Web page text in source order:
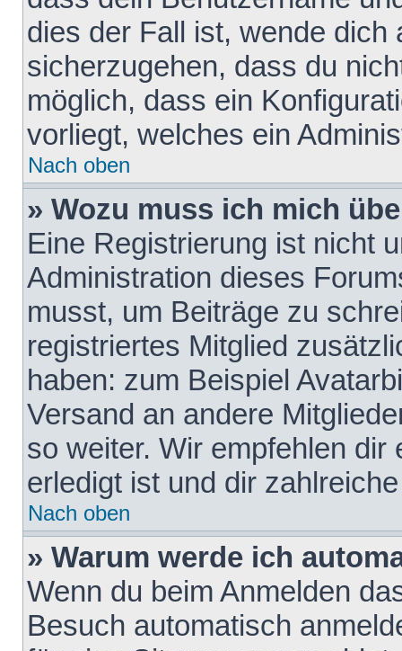
dies der Fall ist, wende dich
sicherzugehen, dass du
möglich, dass ein
vorliegt, welches ein
Nach oben
» Wozu muss ich mich
Eine Registrierung ist nicht
Administration dieses
musst, um Beiträge zu
registriertes Mitglied
haben: zum Beispiel
Versand an andere
so weiter. Wir empfehlen
erledigt ist und dir
Nach oben
» Warum werde ich
Wenn du beim Anmelden
Besuch automatisch